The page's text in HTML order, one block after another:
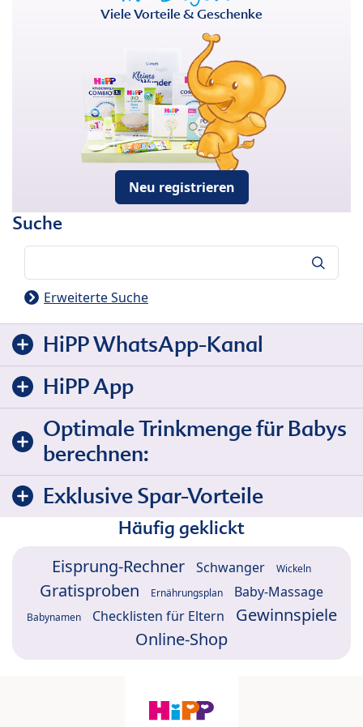
Viele Vorteile & Geschenke
Neu registrieren
Suche
Erweiterte Suche
HiPP WhatsApp-Kanal
HiPP App
Optimale Trinkmenge für Babys
berechnen:
Exklusive Spar-Vorteile
Häufig geklickt
Eisprung-Rechner Schwanger Wickeln
Gratisproben Ernährungsplan Baby-Massage
Babynamen Checklisten für Eltern
Gewinnspiele
Online-Shop